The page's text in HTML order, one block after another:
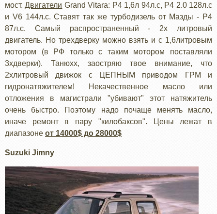
мост.Двигатели Grand Vitara: Р4 1,6л 94л.с, Р4 2.0 128л.с
и V6 144л.с. Ставят так же турбодизель от Мазды - Р4
87л.с. Самый распространенный - 2х литровый
двигатель. Но трехдверку можно взять и с 1,6литровым
мотором (в РФ только с таким мотором поставляли
3хдверки). Танюхх, заостряю твое внимание, что
2хлитровый движок с ЦЕПНЫМ приводом ГРМ и
гидронатяжителем! Некачественное масло или
отложения в магистрали "убивают" этот натяжитель
очень быстро. Поэтому надо почаще менять масло,
иначе ремонт в пару "килобаксов". Цены лежат в
диапазоне от 14000$ до 28000$
Suzuki Jimny